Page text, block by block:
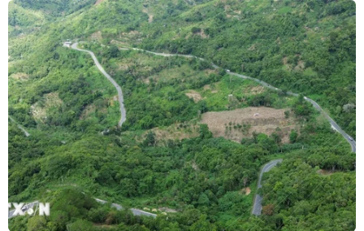
và Thái Lan
06/08/2026 06:24
Sản lượng vàng của Trung Quốc
giảm trong nửa đầu năm 2026
06/08/2026 03:41
Giá vàng trong nước tiếp tục tăng,
SJC lên ngưỡng 143,3 triệu đồng mỗi